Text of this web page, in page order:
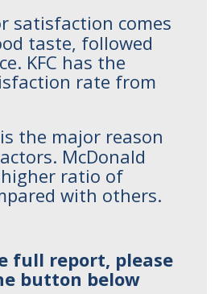
satisfaction comes
taste, followed
KFC has the
rate from
the major reason
McDonald
ratio of
with others.
full report, please
button below